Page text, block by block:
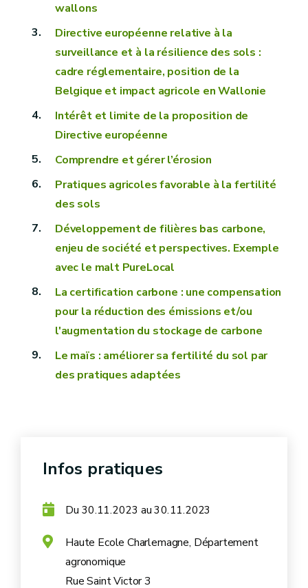
wallons
Directive européenne relative à la
surveillance et à la résilience des sols :
cadre réglementaire, position de la
Belgique et impact agricole en Wallonie
Intérêt et limite de la proposition de
Directive européenne
Comprendre et gérer l’érosion
Pratiques agricoles favorable à la fertilité
des sols
Développement de filières bas carbone,
enjeu de société et perspectives. Exemple
avec le malt PureLocal
La certification carbone : une compensation
pour la réduction des émissions et/ou
l'augmentation du stockage de carbone
Le maïs : améliorer sa fertilité du sol par
des pratiques adaptées
Infos pratiques
Du 30.11.2023 au30.11.2023
Haute Ecole Charlemagne, Département
agronomique
Rue Saint Victor 3